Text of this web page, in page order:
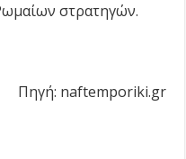
στρατηγών.
Πηγή: naftemporiki.gr